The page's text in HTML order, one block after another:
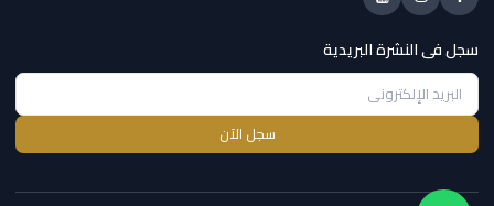
سجل فى النشرة البريدية
سجل الآن